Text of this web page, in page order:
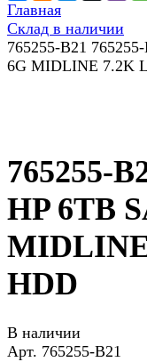
Главная
Склад в наличии
765255-B21
6G MIDLINE 7.2K
765255-
HP 6TB
HDD
В наличии
Арт. 765255-B21